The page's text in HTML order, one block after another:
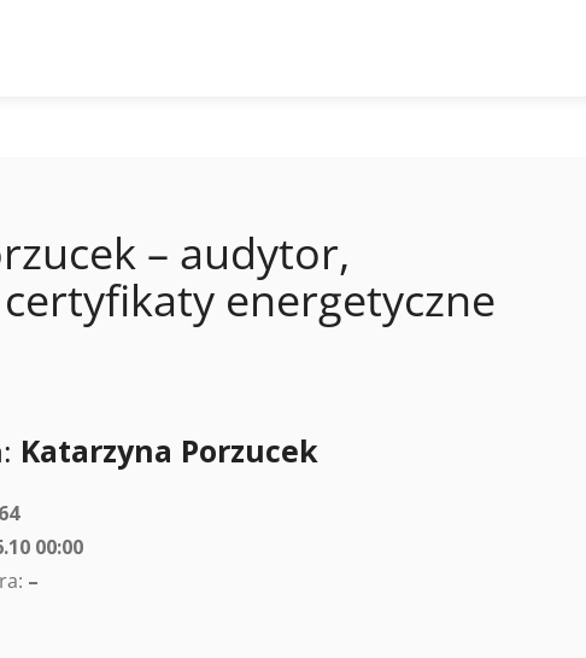
– audytor,
energetyczne
Katarzyna Porzucek
00:00
–